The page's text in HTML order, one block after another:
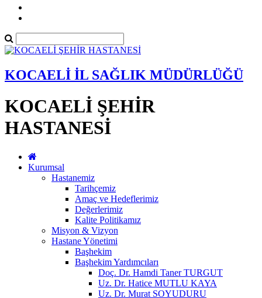
KOCAELİ İL SAĞLIK MÜDÜRLÜĞÜ
KOCAELİ ŞEHİR
HASTANESİ
Kurumsal
Hastanemiz
Tarihçemiz
Amaç ve Hedeflerimiz
Değerlerimiz
Kalite Politikamız
Misyon & Vizyon
Hastane Yönetimi
Başhekim
Başhekim Yardımcıları
Doç. Dr. Hamdi Taner TURGUT
Uz. Dr. Hatice MUTLU KAYA
Uz. Dr. Murat SOYUDURU